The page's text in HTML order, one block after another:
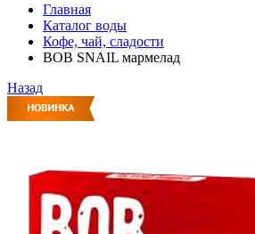
Главная
Каталог воды
Кофе, чай, сладости
BOB SNAIL мармелад
Назад